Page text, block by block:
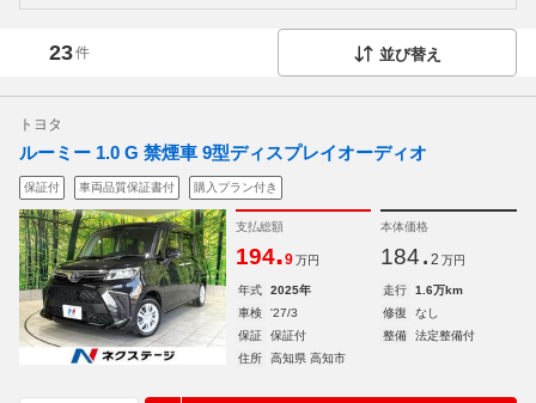
23件 並び替え
トヨタ
ルーミー 1.0 G 禁煙車 9型ディスプレイオーディオ
保証付 車両品質保証書付 購入プラン付き
支払総額
194.9 万円
本体価格
184. 2 万円
年式 2025年 走行
1.6万km
車検
'27/3 修復
なし
保証
保証付 整備
法定整備付
住所
高知県 高知市